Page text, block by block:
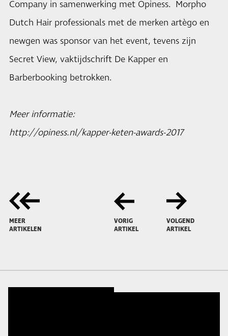
Company in samenwerking met Opiness. Morpho
Dutch Hair professionals met de merken artègo en
newgen was sponsor van het event, tevens zijn
Secret View, vaktijdschrift De Kapper en
Barberbooking betrokken.
Meer informatie:
http://opiness.nl/kapper-keten-awards-2017
MEER
ARTIKELEN
VORIG
ARTIKEL
VOLGEND
ARTIKEL